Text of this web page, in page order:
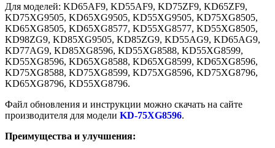
Для моделей: KD65AF9, KD55AF9, KD75ZF9, KD65ZF9,
KD75XG9505, KD65XG9505, KD55XG9505, KD75XG8505,
KD65XG8505, KD65XG8577, KD55XG8577, KD55XG8505,
KD98ZG9, KD85XG9505, KD85ZG9, KD55AG9, KD65AG9,
KD77AG9, KD85XG8596, KD55XG8588, KD55XG8599,
KD55XG8596, KD65XG8588, KD65XG8599, KD65XG8596,
KD75XG8588, KD75XG8599, KD75XG8596, KD75XG8796,
KD65XG8796, KD55XG8796.
Файл обновления и инструкции можно скачать на сайте
производителя для модели KD-75XG8596.
Преимущества и улучшения: